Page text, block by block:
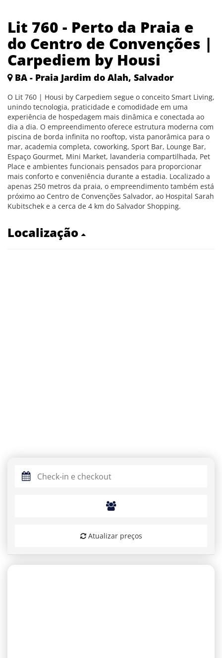
Lit 760 - Perto da Praia e
do Centro de Convenções |
Carpediem by Housi
BA - Praia Jardim do Alah, Salvador
O Lit 760 | Housi by Carpediem segue o conceito Smart Living,
unindo tecnologia, praticidade e comodidade em uma
experiência de hospedagem mais dinâmica e conectada ao
dia a dia. O empreendimento oferece estrutura moderna com
piscina de borda infinita no rooftop, vista panorâmica para o
mar, academia completa, coworking, Sport Bar, Lounge Bar,
Espaço Gourmet, Mini Market, lavanderia compartilhada, Pet
Place e ambientes funcionais pensados para proporcionar
mais conforto e conveniência durante a estadia. Localizado a
apenas 250 metros da praia, o empreendimento também está
próximo ao Centro de Convenções Salvador, ao Hospital Sarah
Kubitschek e a cerca de 4 km do Salvador Shopping.
Localização
Atualizar preços